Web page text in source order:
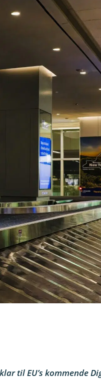
til EU’s kommende